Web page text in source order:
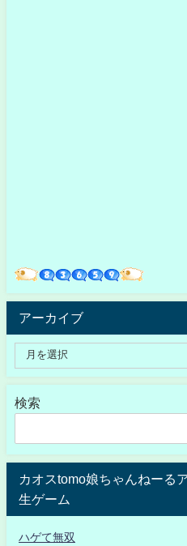
アーカイブ
検索
カオスtomo娘ちゃんねーる
生ゲーム
ハゲて無双